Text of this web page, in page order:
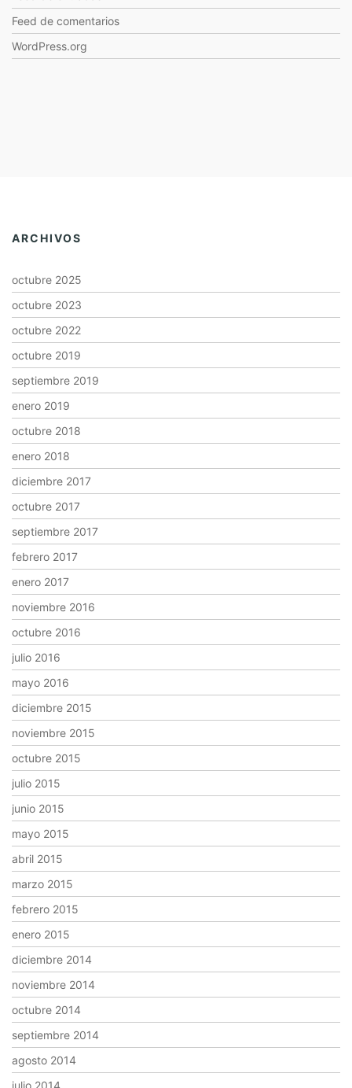
Feed de comentarios
WordPress.org
ARCHIVOS
octubre 2025
octubre 2023
octubre 2022
octubre 2019
septiembre 2019
enero 2019
octubre 2018
enero 2018
diciembre 2017
octubre 2017
septiembre 2017
febrero 2017
enero 2017
noviembre 2016
octubre 2016
julio 2016
mayo 2016
diciembre 2015
noviembre 2015
octubre 2015
julio 2015
junio 2015
mayo 2015
abril 2015
marzo 2015
febrero 2015
enero 2015
diciembre 2014
noviembre 2014
octubre 2014
septiembre 2014
agosto 2014
julio 2014